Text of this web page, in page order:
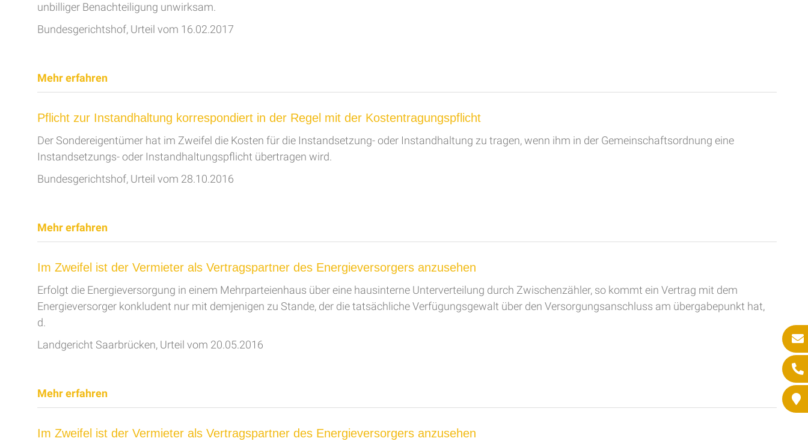
unbilliger Benachteiligung unwirksam.
Bundesgerichtshof, Urteil vom 16.02.2017
Mehr erfahren
Pflicht zur Instandhaltung korrespondiert in der Regel mit der Kostentragungspflicht
Der Sondereigentümer hat im Zweifel die Kosten für die Instandsetzung- oder Instandhaltung zu tragen, wenn ihm in der Gemeinschaftsordnung eine
Instandsetzungs- oder Instandhaltungspflicht übertragen wird.
Bundesgerichtshof, Urteil vom 28.10.2016
Mehr erfahren
Im Zweifel ist der Vermieter als Vertragspartner des Energieversorgers anzusehen
Erfolgt die Energieversorgung in einem Mehrparteienhaus über eine hausinterne Unterverteilung durch Zwischenzähler, so kommt ein Vertrag mit dem
Energieversorger konkludent nur mit demjenigen zu Stande, der die tatsächliche Verfügungsgewalt über den Versorgungsanschluss am übergabepunkt hat,
d.
Landgericht Saarbrücken, Urteil vom 20.05.2016
Mehr erfahren
Im Zweifel ist der Vermieter als Vertragspartner des Energieversorgers anzusehen